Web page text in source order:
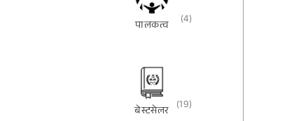
पालकत्व (4)
बेस्टसेलर (19)